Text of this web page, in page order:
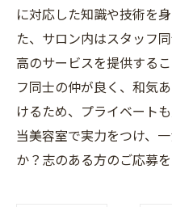
に対応した知識や技術を
た、サロン内はスタッフ
高のサービスを提供する
フ同士の仲が良く、和気
けるため、プライベート
当美容室で実力をつけ、
か？志のある方のご応募